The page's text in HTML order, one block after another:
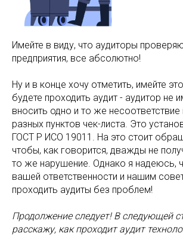
Имейте в виду, что аудиторы
предприятия, все абсолютно!
Ну и в конце хочу отметить, имейте
будете проходить аудит - аудитор не
вносить одно и то же
разных пунктов чек-листа. Это
ГОСТ Р ИСО 19011. На это стоит
чтобы, как говорится, дважды не
то же нарушение. Однако я надеюсь,
вашей ответственности и нашим
проходить аудиты без проблем!
Продолжение следует! В следующей
расскажу, как проходит аудит